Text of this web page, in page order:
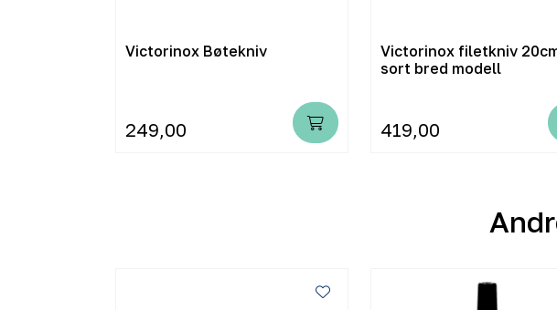
Victorinox Bøtekniv
249,00
Victorinox filetkniv
sort bred modell
419,00